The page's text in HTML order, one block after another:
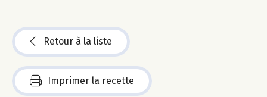
Retour à la liste
Imprimer la recette